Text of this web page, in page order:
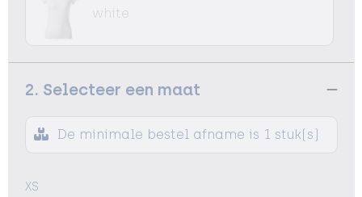
white
2. Selecteer een maat
De minimale bestel afname is 1 stuk(s)
XS